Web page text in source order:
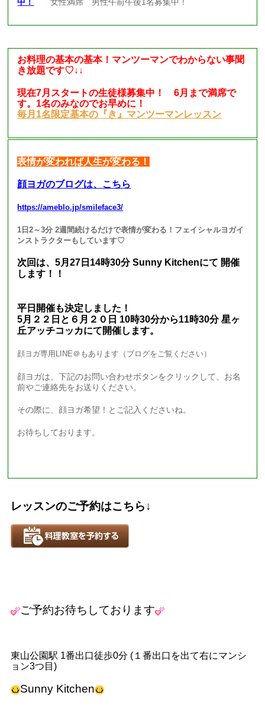
お料理の基本の基本！マンツーマンでわからない事聞
き放題です♡↓↓
現在7月スタートの生徒様募集中！ 6月まで満席で
す。1名のみなのでお早めに！
毎月1名限定基本の『き』マンツーマンレッスン
表情が変われば人生が変わる！
顔ヨガのブログは、こちら
https://ameblo.jp/smileface3/
1日2～3分 2週間続けるだけで表情が変わる！フェイシャルヨガイ
ンストラクターもしています♡
次回は、5月27日14時30分 Sunny Kitchenにて 開催
します！！
平日開催も決定しました！
5月２２日と６月２０日 10時30分から11時30分 星ヶ
丘アッチコッカにて開催します。
顔ヨガ専用LINE＠もあります（ブログをご覧ください）
顔ヨガは、下記のお問い合わせボタンをクリックして、お名
前やご連絡先をお送りください。
その際に、顔ヨガ希望！とご記入くださいね。
お待ちしております。
レッスンのご予約はこちら↓
ご予約お待ちしております
東山公園駅 1番出口徒歩0分 (１番出口を出て右にマンシ
ョン3つ目)
Sunny Kitchen